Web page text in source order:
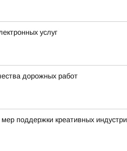
услуг
дорожных работ
поддержки креативных